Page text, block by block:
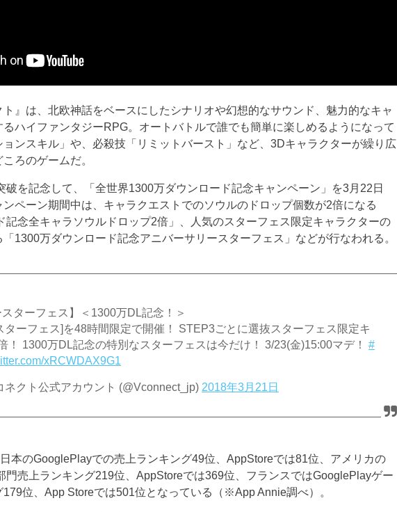
ト』は、北欧神話をベースにしたシナリオや幻想的なサウンド、魅力的なキャ
ハイファンタジーRPG。オートバトルで誰でも簡単に楽しめるようになって
ョンスキル」や、必殺技「リミットバースト」など、3Dキャラクターが繰り広
ろのゲームだ。
破を記念して、「全世界1300万ダウンロード記念キャンペーン」を3月22日
ンペーン期間中は、キャラクエストでのソウルのドロップ個数が2倍になる
記念全キャラソウルドロップ2倍」、人気のスターフェス限定キャラクターの
1300万ダウンロード記念アニバーサリースターフェス」などが行なわれる。
スターフェス】＜1300万DL記念！＞
ターフェス]を48時間限定で開催！ STEP3ごとに選抜スターフェス限定キ
！ 1300万DL記念の特別なスターフェスは今だけ！ 3/23(金)15:00マデ！#
xRCWDAX9G1
クト公式アカウント (@Vconnect_jp)2018年3月21日
本のGooglePlayでの売上ランキング49位、AppStoreでは81位、アメリカの
門売上ランキング219位、AppStoreでは369位、フランスではGooglePlayゲー
179位、App Storeでは501位となっている（※App Annie調べ）。